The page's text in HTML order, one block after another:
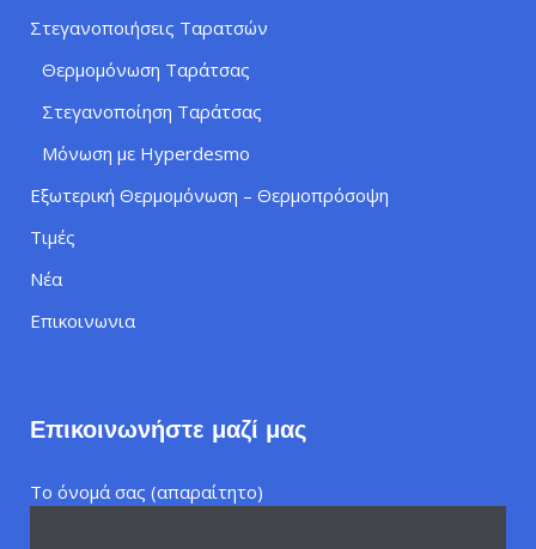
Στεγανοποιήσεις Ταρατσών
Θερμομόνωση Ταράτσας
Στεγανοποίηση Ταράτσας
Μόνωση με Hyperdesmo
Εξωτερική Θερμομόνωση – Θερμοπρόσοψη
Τιμές
Νέα
Επικοινωνια
Επικοινωνήστε μαζί μας
Το όνομά σας (απαραίτητο)